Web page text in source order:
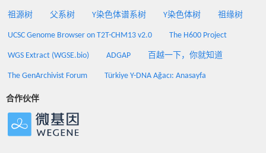
祖源树 父系树 Y染色体谱系树 Y染色体树 祖缘树
UCSC Genome Browser on T2T-CHM13 v2.0 The H600 Project
WGS Extract (WGSE.bio) ADGAP 百越一下，你就知道
The GenArchivist Forum Türkiye Y-DNA Ağacı: Anasayfa
合作伙伴